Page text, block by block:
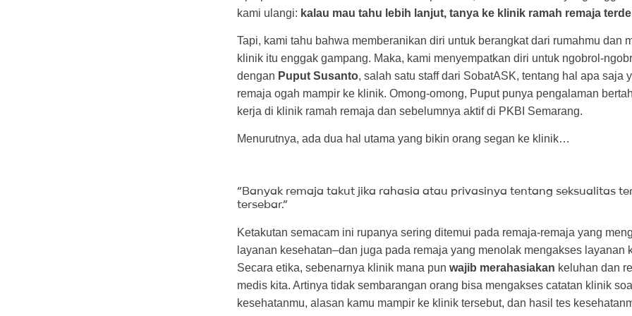
kami ulangi: kalau mau tahu lebih lanjut, tanya ke klinik ramah remaja
Tapi, kami tahu bahwa memberanikan diri untuk berangkat dari rumahmu dan
klinik itu enggak gampang. Maka, kami menyempatkan diri untuk ngobrol-
dengan Puput Susanto, salah satu staff dari SobatASK, tentang hal apa saja
remaja ogah mampir ke klinik. Omong-omong, Puput punya pengalaman
kerja di klinik ramah remaja dan sebelumnya aktif di PKBI Semarang.
Menurutnya, ada dua hal utama yang bikin orang segan ke klinik…
“Banyak remaja takut jika rahasia atau privasinya tentang seksualitas
tersebar.”
Ketakutan semacam ini rupanya sering ditemui pada remaja-remaja yang
layanan kesehatan–dan juga pada remaja yang menolak mengakses layanan
Secara etika, sebenarnya klinik mana pun wajib merahasiakan keluhan dan
medis kita. Artinya tidak sembarangan orang bisa mengakses catatan klinik
kesehatanmu, alasan kamu mampir ke klinik tersebut, dan hasil tes